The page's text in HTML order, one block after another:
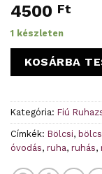
4500 Ft
1 készleten
KOSÁRBA
Kategória: Fiú
Címkék: Bölcsi,
óvodás, ruha, ruhás,